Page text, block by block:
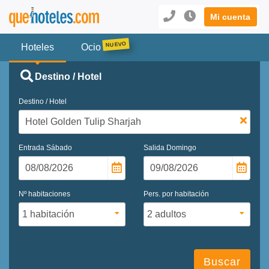
Mi cuenta
Hoteles Ocio
Destino / Hotel
Destino / Hotel
Entrada Sábado Salida Domingo
Nº habitaciones Pers. por habitación
Buscar